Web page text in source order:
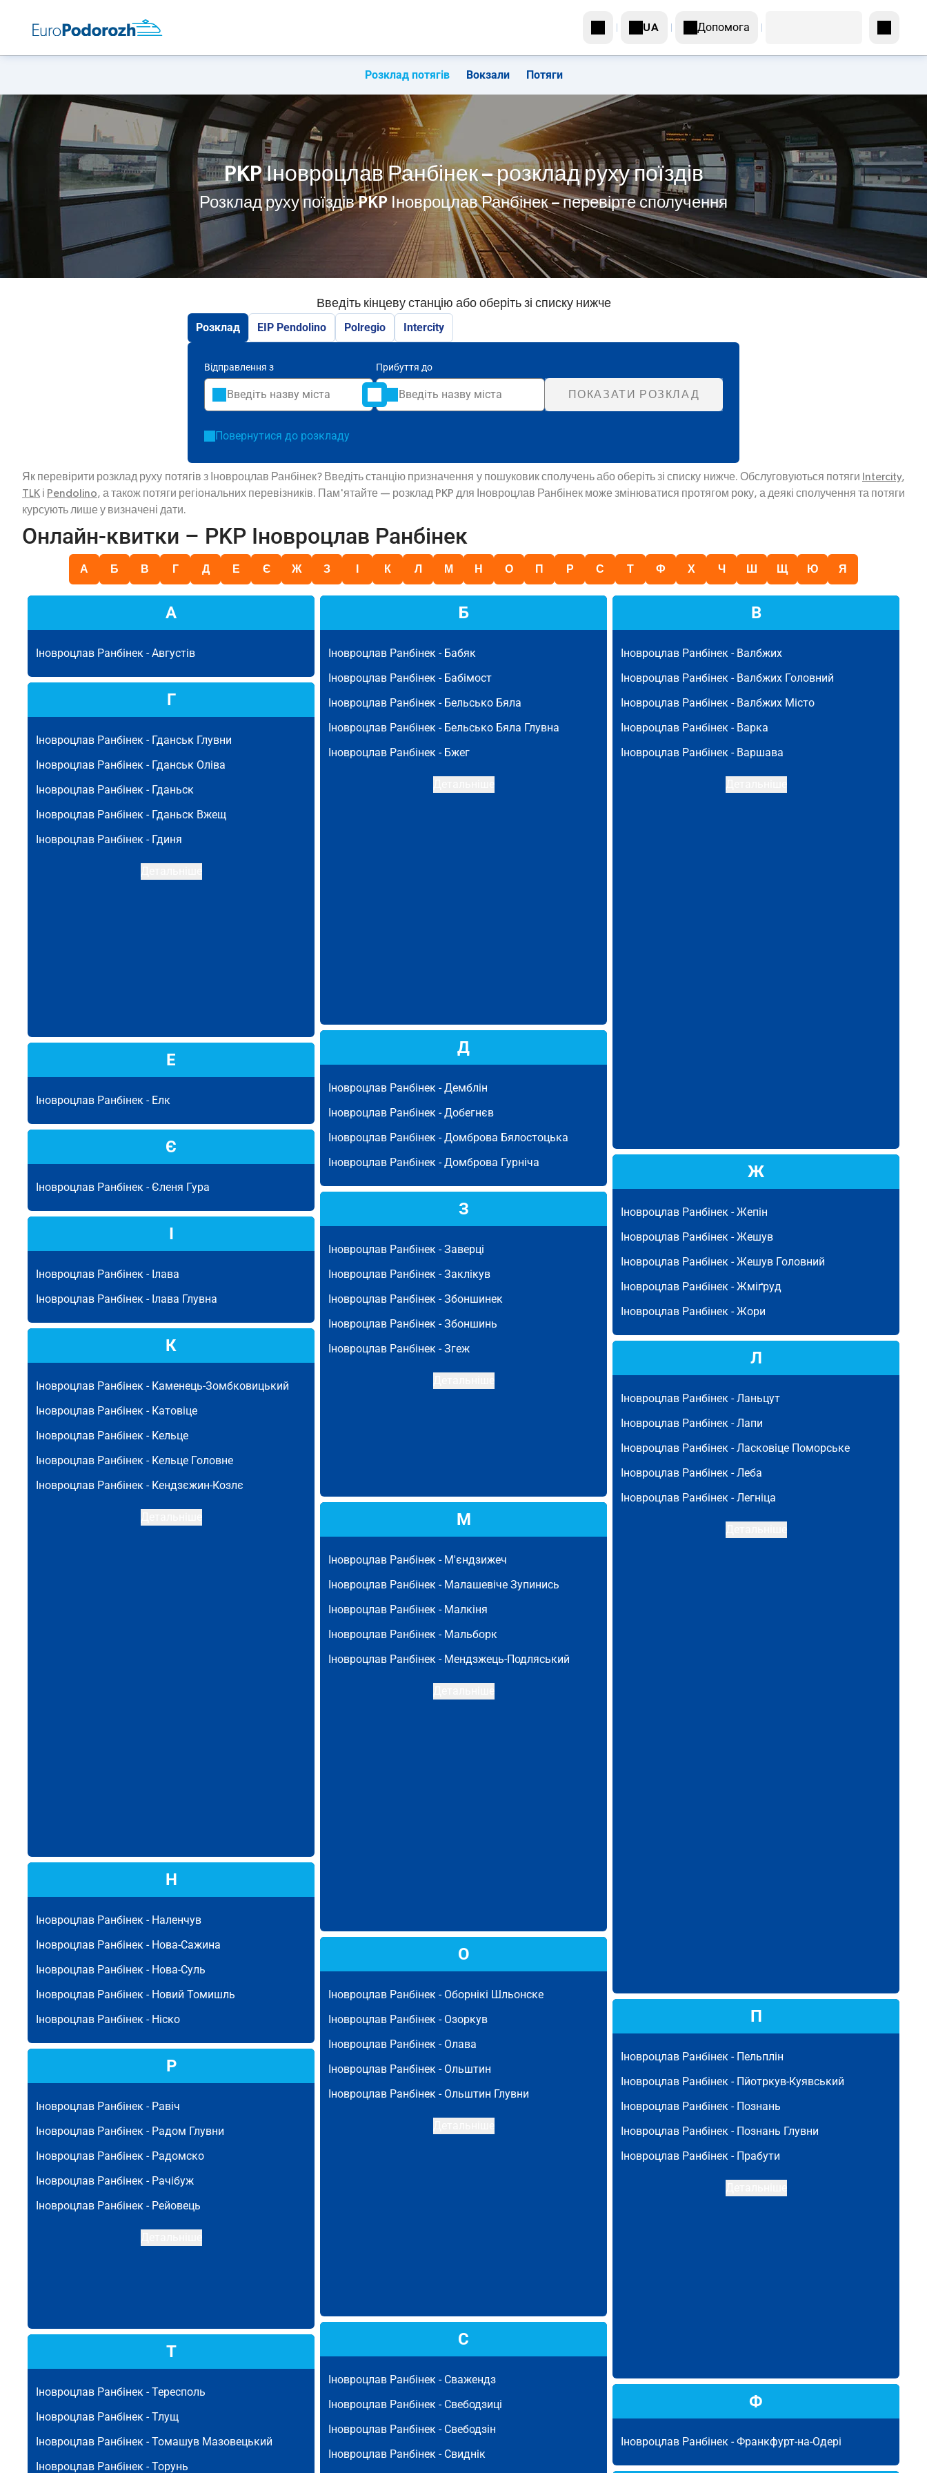
UA Допомога
Розклад потягів Вокзали Потяги
PKP Іновроцлав Ранбінек – розклад руху поїздів
Розклад руху поїздів PKP Іновроцлав Ранбінек – перевірте сполучення
Введіть кінцеву станцію або оберіть зі списку нижче
Розклад EIP Pendolino Polregio Intercity
Відправлення з Прибуття до
ПОКАЗАТИ РОЗКЛАД
Повернутися до розкладу
Як перевірити розклад руху потягів з Іновроцлав Ранбінек? Введіть станцію призначення у пошуковик сполучень або оберіть зі списку нижче. Обслуговуються потяги Intercity,
TLK і Pendolino, а також потяги регіональних перевізників. Пам'ятайте — розклад PKP для Іновроцлав Ранбінек може змінюватися протягом року, а деякі сполучення та потяги
курсують лише у визначені дати.
Онлайн-квитки – PKP Іновроцлав Ранбінек
А Б В Г Д Е Є Ж З К Л М Н О П Р С Т Ф Х Ч Ш Щ Ю Я
А
Іновроцлав Ранбінек -Августів
Б
Іновроцлав Ранбінек - Бабяк
Іновроцлав Ранбінек - Бабімост
Іновроцлав Ранбінек - Бельсько Бяла
Іновроцлав Ранбінек - Бельсько Бяла Глувна
Іновроцлав Ранбінек - Бжег
В
Іновроцлав Ранбінек - Валбжих
Іновроцлав Ранбінек - Валбжих Головний
Іновроцлав Ранбінек - Валбжих Місто
Іновроцлав Ранбінек - Варка
Іновроцлав Ранбінек - Варшава
Г
Іновроцлав Ранбінек - Гданськ Глувни
Іновроцлав Ранбінек - Гданськ Оліва
Іновроцлав Ранбінек - Гданьск
Іновроцлав Ранбінек - Гданьск Вжещ
Іновроцлав Ранбінек - Гдиня
Д
Іновроцлав Ранбінек -Демблін
Іновроцлав Ранбінек -Добегнєв
Іновроцлав Ранбінек -Домброва Бялостоцька
Іновроцлав Ранбінек -Домброва Гурніча
Е
Іновроцлав Ранбінек - Елк
Є
Іновроцлав Ранбінек - Єленя Гура
Ж
Іновроцлав Ранбінек -Жепін
Іновроцлав Ранбінек -Жешув
Іновроцлав Ранбінек -Жешув Головний
Іновроцлав Ранбінек -Жміґруд
Іновроцлав Ранбінек -Жори
З
Іновроцлав Ранбінек -Заверці
Іновроцлав Ранбінек -Заклікув
Іновроцлав Ранбінек -Збоншинек
Іновроцлав Ранбінек -Збоншинь
Іновроцлав Ранбінек -Згеж
І
Іновроцлав Ранбінек - Ілава
Іновроцлав Ранбінек - Ілава Глувна
К
Іновроцлав Ранбінек - Каменець-Зомбковицький
Іновроцлав Ранбінек - Катовіце
Іновроцлав Ранбінек - Кельце
Іновроцлав Ранбінек - Кельце Головне
Іновроцлав Ранбінек - Кендзєжин-Козлє
Л
Іновроцлав Ранбінек -Ланьцут
Іновроцлав Ранбінек -Лапи
Іновроцлав Ранбінек -Ласковіце Поморське
Іновроцлав Ранбінек -Леба
Іновроцлав Ранбінек -Легніца
М
Іновроцлав Ранбінек - М'єндзижеч
Іновроцлав Ранбінек - Малашевіче Зупинись
Іновроцлав Ранбінек - Малкіня
Іновроцлав Ранбінек - Мальборк
Іновроцлав Ранбінек - Мендзжець-Подляський
Н
Іновроцлав Ранбінек - Наленчув
Іновроцлав Ранбінек - Нова-Сажина
Іновроцлав Ранбінек - Нова-Суль
Іновроцлав Ранбінек - Новий Томишль
Іновроцлав Ранбінек - Ніско
О
Іновроцлав Ранбінек - Оборнікі Шльонске
Іновроцлав Ранбінек - Озоркув
Іновроцлав Ранбінек - Олава
Іновроцлав Ранбінек - Ольштин
Іновроцлав Ранбінек - Ольштин Глувни
П
Іновроцлав Ранбінек - Пельплін
Іновроцлав Ранбінек - Пйотркув-Куявський
Іновроцлав Ранбінек - Познань
Іновроцлав Ранбінек - Познань Глувни
Іновроцлав Ранбінек - Прабути
Р
Іновроцлав Ранбінек - Равіч
Іновроцлав Ранбінек - Радом Глувни
Іновроцлав Ранбінек - Радомско
Іновроцлав Ранбінек - Рачібуж
Іновроцлав Ранбінек - Рейовець
С
Іновроцлав Ранбінек - Сважендз
Іновроцлав Ранбінек - Свебодзиці
Іновроцлав Ранбінек - Свебодзін
Іновроцлав Ранбінек - Свиднік
Т
Іновроцлав Ранбінек -Тересполь
Іновроцлав Ранбінек -Тлущ
Іновроцлав Ранбінек -Томашув Мазовецький
Іновроцлав Ранбінек -Торунь
Ф
Іновроцлав Ранбінек -Франкфурт-на-Одері